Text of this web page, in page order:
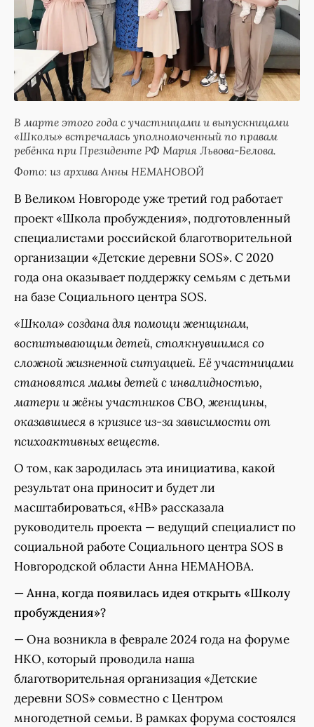
В марте этого года с участницами и выпускницами
«Школы» встречалась уполномоченный по правам
ребёнка при Президенте РФ Мария Львова-Белова.
Фото: из архива Анны НЕМАНОВОЙ
В Великом Новгороде уже третий год работает
проект «Школа пробуждения», подготовленный
специалистами российской благотворительной
организации «Детские деревни SOS». С 2020
года она оказывает поддержку семьям с детьми
на базе Социального центра SOS.
«Школа» создана для помощи женщинам,
воспитывающим детей, столкнувшимся со
сложной жизненной ситуацией. Её участницами
становятся мамы детей с инвалидностью,
матери и жёны участников СВО, женщины,
оказавшиеся в кризисе из-за зависимости от
психоактивных веществ.
О том, как зародилась эта инициатива, какой
результат она приносит и будет ли
масштабироваться, «НВ» рассказала
руководитель проекта — ведущий специалист по
социальной работе Социального центра SOS в
Новгородской области Анна НЕМАНОВА.
—Анна, когда появилась идея открыть «Школу
пробуждения»?
— Она возникла в феврале 2024 года на форуме
НКО, который проводила наша
благотворительная организация «Детские
деревни SOS» совместно с Центром
многодетной семьи. В рамках форума состоялся